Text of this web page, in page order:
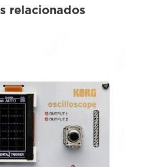
relacionados